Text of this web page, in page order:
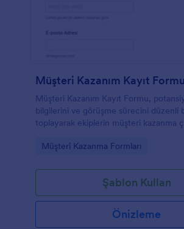
Müşteri Kazanım Kayıt Formu
Müşteri Kazanım Kayıt Formu,
bilgilerini ve görüşme sürecini düzenli
toplayarak ekiplerin müşteri kazanma
yardımcı olur.
Go to Category:
Müşteri Kazanma Formları
Şablon Kullan
Önizleme